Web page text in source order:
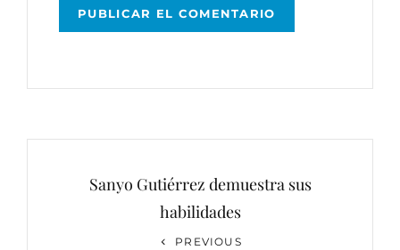
Sanyo Gutiérrez demuestra sus
habilidades
PREVIOUS